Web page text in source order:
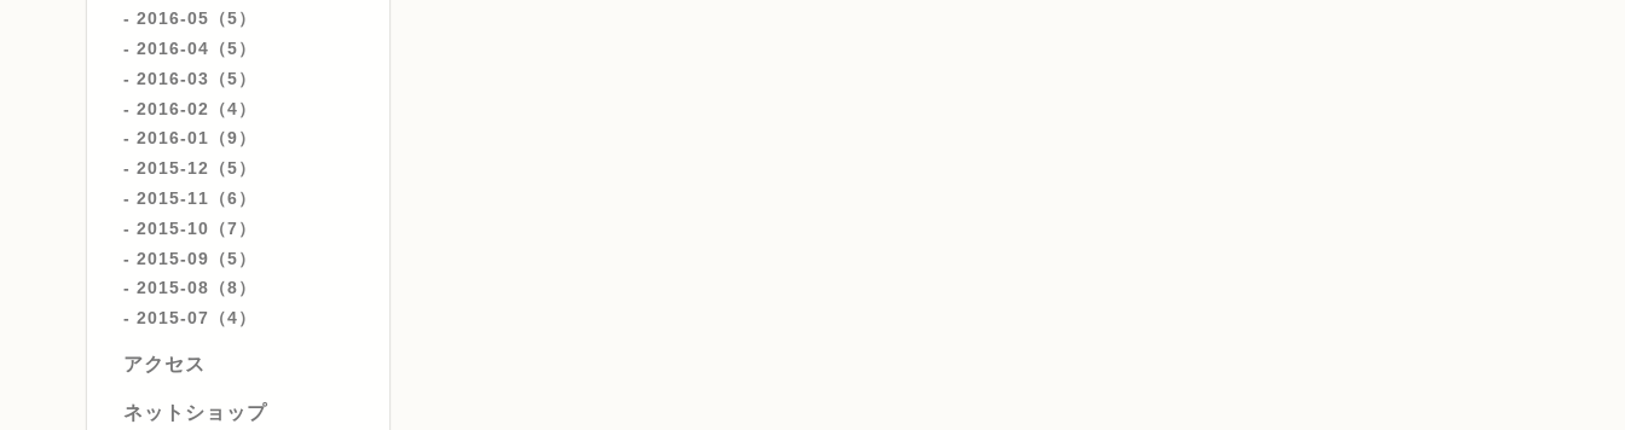
2016-05（5）
2016-04（5）
2016-03（5）
2016-02（4）
2016-01（9）
2015-12（5）
2015-11（6）
2015-10（7）
2015-09（5）
2015-08（8）
2015-07（4）
アクセス
ネットショップ